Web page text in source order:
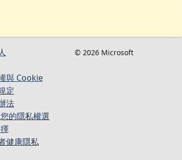
與 Cookie
定
法
您的隱私權選
擇
健康隱私
© 2026 Microsoft